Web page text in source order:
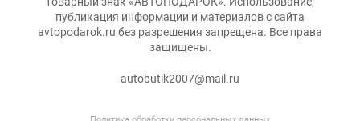
публикация информации и материалов с сайта
avtopodarok.ru без разрешения запрещена. Все права
защищены.
autobutik2007@mail.ru